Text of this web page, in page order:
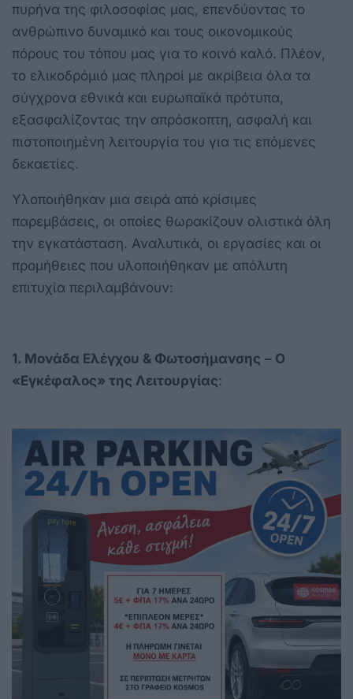
πυρήνα της φιλοσοφίας μας, επενδύοντας το
ανθρώπινο δυναμικό και τους οικονομικούς
πόρους του τόπου μας για το κοινό καλό. Πλέον,
το ελικοδρόμιό μας πληροί με ακρίβεια όλα τα
σύγχρονα εθνικά και ευρωπαϊκά πρότυπα,
εξασφαλίζοντας την απρόσκοπτη, ασφαλή και
πιστοποιημένη λειτουργία του για τις επόμενες
δεκαετίες.
Υλοποιήθηκαν μια σειρά από κρίσιμες
παρεμβάσεις, οι οποίες θωρακίζουν ολιστικά όλη
την εγκατάσταση. Αναλυτικά, οι εργασίες και οι
προμήθειες που υλοποιήθηκαν με απόλυτη
επιτυχία περιλαμβάνουν:
1. Μονάδα Ελέγχου & Φωτοσήμανσης – Ο
«Εγκέφαλος» της Λειτουργίας: